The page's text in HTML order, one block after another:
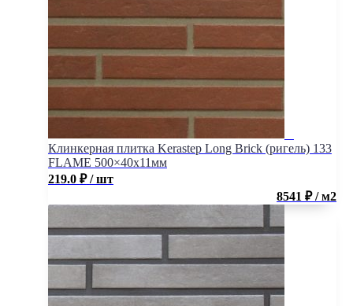
Клинкерная плитка Kerastep Long Brick (ригель) 133
FLAME 500×40х11мм
219.0 ₽ / шт
8541 ₽ / м2